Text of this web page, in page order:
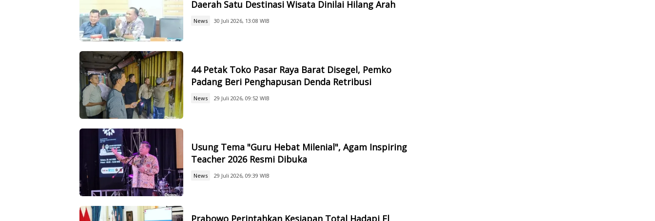
Daerah Satu Destinasi Wisata Dinilai Hilang Arah
News 30 Juli 2026, 13:08 WIB
44 Petak Toko Pasar Raya Barat Disegel, Pemko
Padang Beri Penghapusan Denda Retribusi
News 29 Juli 2026, 09:52 WIB
Usung Tema "Guru Hebat Milenial", Agam Inspiring
Teacher 2026 Resmi Dibuka
News 29 Juli 2026, 09:39 WIB
Prabowo Perintahkan Kesiapan Total Hadapi El